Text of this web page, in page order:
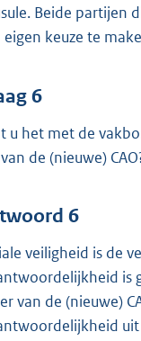
Beide partijen
eigen keuze te
6
u het met de
de (nieuwe)
6
veiligheid is de
is
van de (nieuwe)